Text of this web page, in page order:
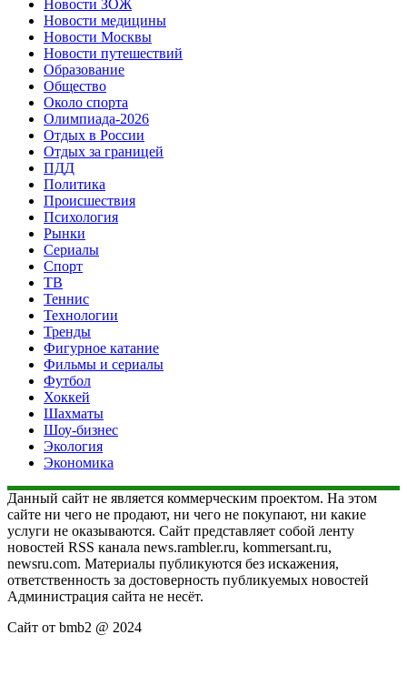
Новости ЗОЖ
Новости медицины
Новости Москвы
Новости путешествий
Образование
Общество
Около спорта
Олимпиада-2026
Отдых в России
Отдых за границей
ПДД
Политика
Происшествия
Психология
Рынки
Сериалы
Спорт
ТВ
Теннис
Технологии
Тренды
Фигурное катание
Фильмы и сериалы
Футбол
Хоккей
Шахматы
Шоу-бизнес
Экология
Экономика
Данный сайт не является коммерческим проектом. На этом
сайте ни чего не продают, ни чего не покупают, ни какие
услуги не оказываются. Сайт представляет собой ленту
новостей RSS канала news.rambler.ru, kommersant.ru,
newsru.com. Материалы публикуются без искажения,
ответственность за достоверность публикуемых новостей
Администрация сайта не несёт.
Сайт от bmb2 @ 2024